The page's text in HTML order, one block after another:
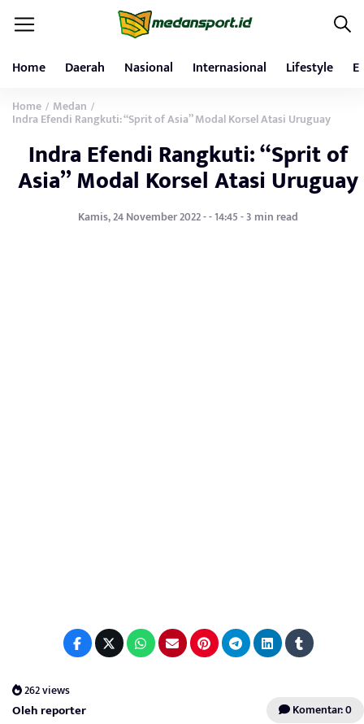
Home Daerah Nasional Internasional Lifestyle
Home / Medan /
Indra Efendi Rangkuti: “Sprit of Asia” Modal Korsel Atasi Uruguay
Indra Efendi Rangkuti: “Sprit of
Asia” Modal Korsel Atasi Uruguay
Kamis, 24 November 2022 - - 14:45 - 3 min read
262 views
Oleh reporter Komentar: 0